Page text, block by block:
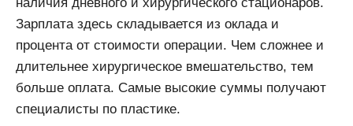
наличия дневного и хирургического стационаров.
Зарплата здесь складывается из оклада и
процента от стоимости операции. Чем сложнее и
длительнее хирургическое вмешательство, тем
больше оплата. Самые высокие суммы получают
специалисты по пластике.